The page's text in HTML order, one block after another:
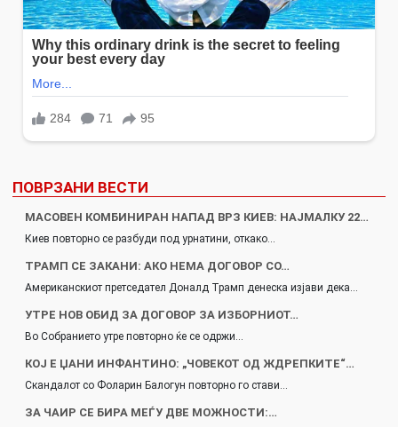
ПОВРЗАНИ ВЕСТИ
МАСОВЕН КОМБИНИРАН НАПАД ВРЗ КИЕВ: НАЈМАЛКУ 22…
Киев повторно се разбуди под урнатини, откако…
ТРАМП СЕ ЗАКАНИ: АКО НЕМА ДОГОВОР СО…
Американскиот претседател Доналд Трамп денеска изјави дека…
УТРЕ НОВ ОБИД ЗА ДОГОВОР ЗА ИЗБОРНИОТ…
Во Собранието утре повторно ќе се одржи…
КОЈ Е ЏАНИ ИНФАНТИНО: „ЧОВЕКОТ ОД ЖДРЕПКИТЕ“…
Скандалот со Фоларин Балогун повторно го стави…
ЗА ЧАИР СЕ БИРА МЕЃУ ДВЕ МОЖНОСТИ:…